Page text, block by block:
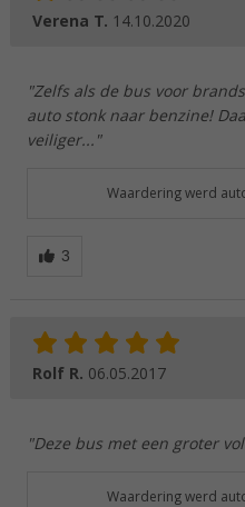
Verena T. 14.10.2020
"Zelfs als de bus voor
auto stonk naar benzine!
veiliger..."
Waardering werd
Rolf R. 06.05.2017
"Deze bus met een groter
Waardering werd